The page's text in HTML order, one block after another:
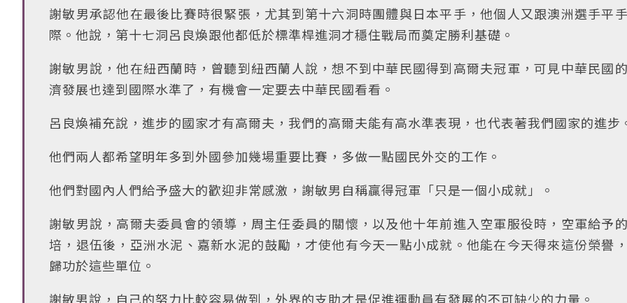
謝敏男承認他在最後比賽時很緊張，尤其到第十六洞時團體與日本平手，他個人又跟澳洲選手平
際。他說，第十七洞呂良煥跟他都低於標準桿進洞才穩住戰局而奠定勝利基礎。
謝敏男說，他在紐西蘭時，曾聽到紐西蘭人說，想不到中華民國得到高爾夫冠軍，可見中華民國
濟發展也達到國際水準了，有機會一定要去中華民國看看。
呂良煥補充說，進步的國家才有高爾夫，我們的高爾夫能有高水準表現，也代表著我們國家的進步
他們兩人都希望明年多到外國參加幾場重要比賽，多做一點國民外交的工作。
他們對國內人們給予盛大的歡迎非常感激，謝敏男自稱贏得冠軍「只是一個小成就」。
謝敏男說，高爾夫委員會的領導，周主任委員的關懷，以及他十年前進入空軍服役時，空軍給予
培，退伍後，亞洲水泥、嘉新水泥的鼓勵，才使他有今天一點小成就。他能在今天得來這份榮譽
歸功於這些單位。
謝敏男說，自己的努力比較容易做到，外界的支助才是促進運動員有發展的不可缺少的力量。